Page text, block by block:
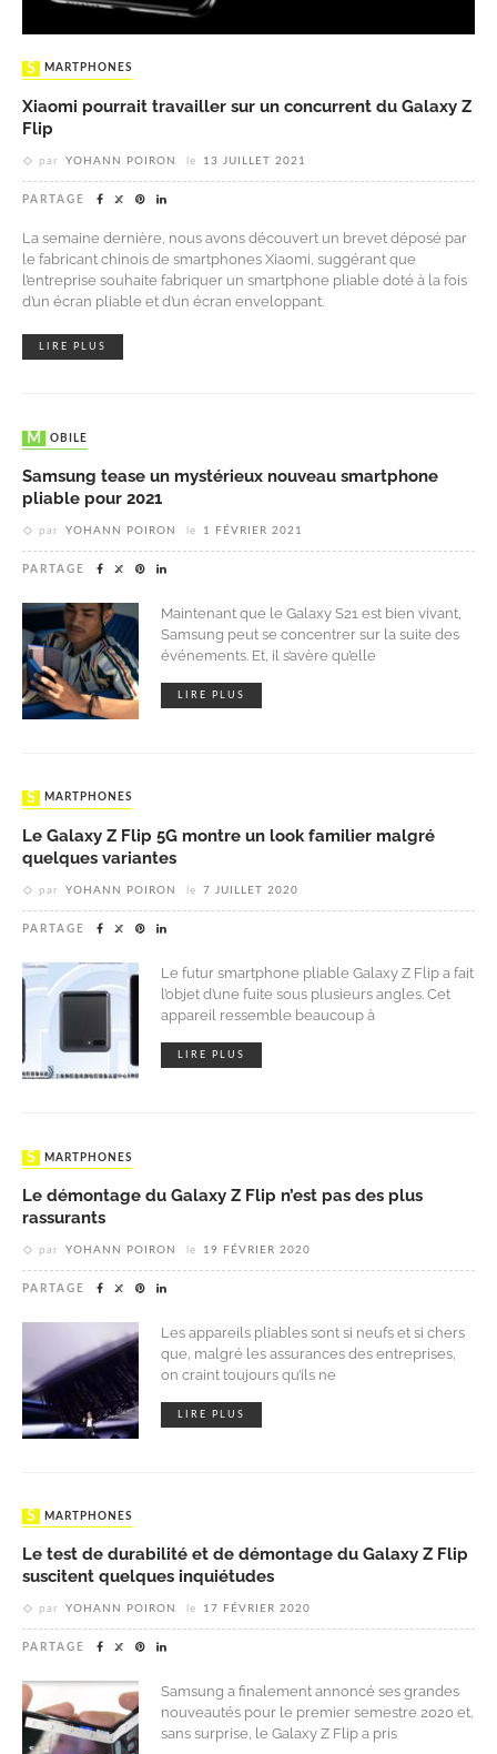
SMARTPHONES
Xiaomi pourrait travailler sur un concurrent du Galaxy Z
Flip
par YOHANN POIRON le 13 JUILLET 2021
PARTAGE
La semaine dernière, nous avons découvert un brevet déposé par
le fabricant chinois de smartphones Xiaomi, suggérant que
l’entreprise souhaite fabriquer un smartphone pliable doté à la fois
d’un écran pliable et d’un écran enveloppant.
LIRE PLUS
MOBILE
Samsung tease un mystérieux nouveau smartphone
pliable pour 2021
par YOHANN POIRON le 1 FÉVRIER 2021
PARTAGE
Maintenant que le Galaxy S21 est bien vivant,
Samsung peut se concentrer sur la suite des
événements. Et, il s’avère qu’elle
LIRE PLUS
SMARTPHONES
Le Galaxy Z Flip 5G montre un look familier malgré
quelques variantes
par YOHANN POIRON le 7 JUILLET 2020
PARTAGE
Le futur smartphone pliable Galaxy Z Flip a fait
l’objet d’une fuite sous plusieurs angles. Cet
appareil ressemble beaucoup à
LIRE PLUS
SMARTPHONES
Le démontage du Galaxy Z Flip n’est pas des plus
rassurants
par YOHANN POIRON le 19 FÉVRIER 2020
PARTAGE
Les appareils pliables sont si neufs et si chers
que, malgré les assurances des entreprises,
on craint toujours qu’ils ne
LIRE PLUS
SMARTPHONES
Le test de durabilité et de démontage du Galaxy Z Flip
suscitent quelques inquiétudes
par YOHANN POIRON le 17 FÉVRIER 2020
PARTAGE
Samsung a finalement annoncé ses grandes
nouveautés pour le premier semestre 2020 et,
sans surprise, le Galaxy Z Flip a pris